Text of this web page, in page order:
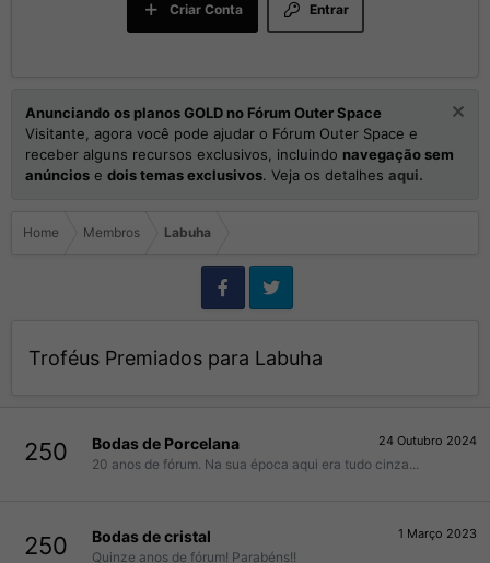
Entrar
Criar Conta
Anunciando os planos GOLD no Fórum Outer Space
Visitante, agora você pode ajudar o Fórum Outer Space e
receber alguns recursos exclusivos, incluindo navegação sem
anúncios e dois temas exclusivos. Veja os detalhes aqui.
Home Membros Labuha
Troféus Premiados para Labuha
250 24 Outubro 2024
Bodas de Porcelana
20 anos de fórum. Na sua época aqui era tudo cinza...
250 1 Março 2023
Bodas de cristal
Quinze anos de fórum! Parabéns!!